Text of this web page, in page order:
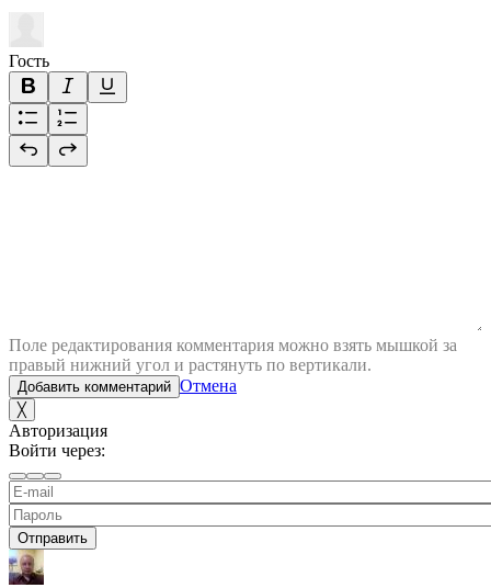
Гость
Поле редактирования комментария можно взять мышкой за
правый нижний угол и растянуть по вертикали.
Добавить комментарий Отмена
╳
Авторизация
Войти через:
Отправить